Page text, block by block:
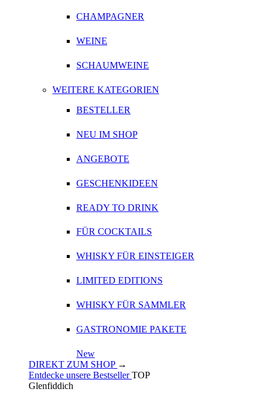
CHAMPAGNER
WEINE
SCHAUMWEINE
WEITERE KATEGORIEN
BESTELLER
NEU IM SHOP
ANGEBOTE
GESCHENKIDEEN
READY TO DRINK
FÜR COCKTAILS
WHISKY FÜR EINSTEIGER
LIMITED EDITIONS
WHISKY FÜR SAMMLER
GASTRONOMIE PAKETE
New
DIREKT ZUM SHOP →
Entdecke unsere BestsellerTOP
Glenfiddich